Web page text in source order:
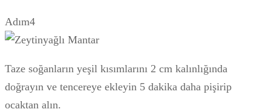
Adım4
Taze soğanların yeşil kısımlarını 2 cm kalınlığında
doğrayın ve tencereye ekleyin 5 dakika daha pişirip
ocaktan alın.